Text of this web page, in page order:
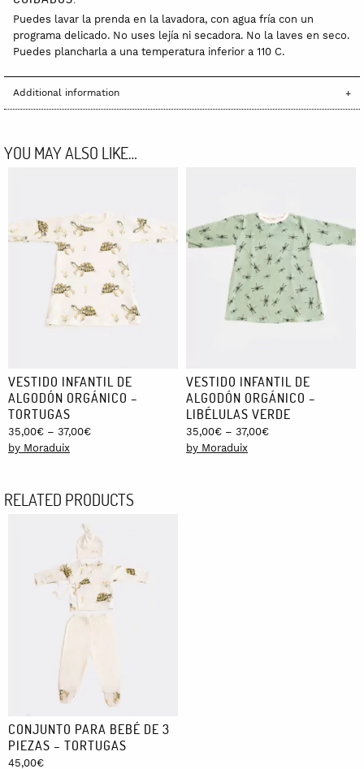
Puedes lavar la prenda en la lavadora, con agua fría con un
programa delicado. No uses lejía ni secadora. No la laves en seco.
Puedes plancharla a una temperatura inferior a 110 C.
Additional information
YOU MAY ALSO LIKE…
VESTIDO INFANTIL DE
ALGODÓN ORGÁNICO –
TORTUGAS
35,00€ – 37,00€Price
37,00€
by Moraduix
VESTIDO INFANTIL DE
ALGODÓN ORGÁNICO –
LIBÉLULAS VERDE
35,00€ – 37,00€Price
by Moraduix
RELATED PRODUCTS
CONJUNTO PARA BEBÉ DE 3
PIEZAS – TORTUGAS
45,00€